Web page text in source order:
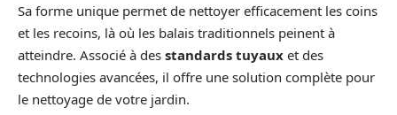
Sa forme unique permet de nettoyer efficacement les coins
et les recoins, là où les balais traditionnels peinent à
atteindre. Associé à des standards tuyaux et des
technologies avancées, il offre une solution complète pour
le nettoyage de votre jardin.